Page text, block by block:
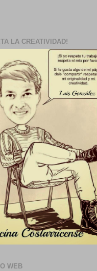
LA CREATIVIDAD!
WEB